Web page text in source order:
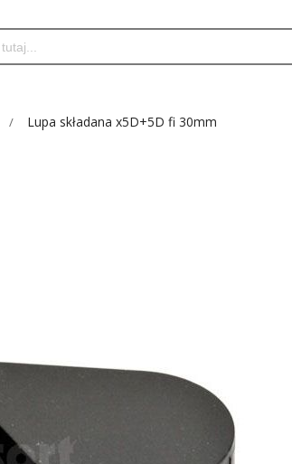
Lupa składana x5D+5D fi 30mm